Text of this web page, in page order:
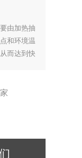
由加热抽
和环境温
而达到快